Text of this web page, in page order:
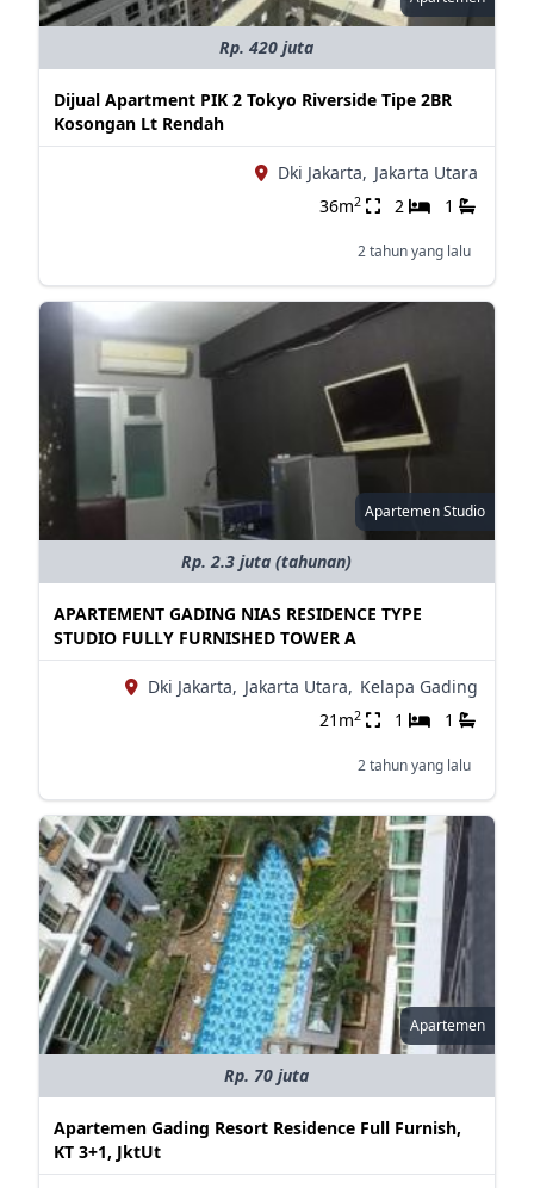
Rp. 420 juta
Dijual Apartment PIK 2 Tokyo Riverside Tipe 2BR
Kosongan Lt Rendah
Dki Jakarta, Jakarta Utara
36m2 2 1
2 tahun yang lalu
Apartemen Studio
Rp. 2.3 juta (tahunan)
APARTEMENT GADING NIAS RESIDENCE TYPE
STUDIO FULLY FURNISHED TOWER A
Dki Jakarta, Jakarta Utara, Kelapa Gading
21m2 1 1
2 tahun yang lalu
Apartemen
Rp. 70 juta
Apartemen Gading Resort Residence Full Furnish,
KT 3+1, JktUt